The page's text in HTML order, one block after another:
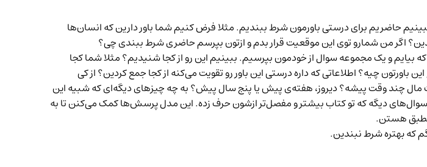
حاضریم برای درستی باورمون شرط ببندیم. مثلا فرض کنیم شما باور دارین که انسان‌ها
بیایم و یک مجموعه سوال از خودمون بپرسیم. ببینیم این رو از کجا شنیدیم؟ مثلا شما کجا
میاد منبع این باورتون چیه؟ اطلاعاتی که داره درستی این باور رو تقویت می‌کنه از کجا جمع کردین؟ از کی
مال چند وقت پیشه؟ دیروز، هفته‌ی پیش یا پنج سال پیش؟ به چه چیزهای دیگه‌ای که شبیه این
سوال‌های دیگه که تو کتاب بیشتر و مفصل‌تر ازشون حرف زده. این مدل پرسش‌ها کمک می‌کنن تا به
هستن.